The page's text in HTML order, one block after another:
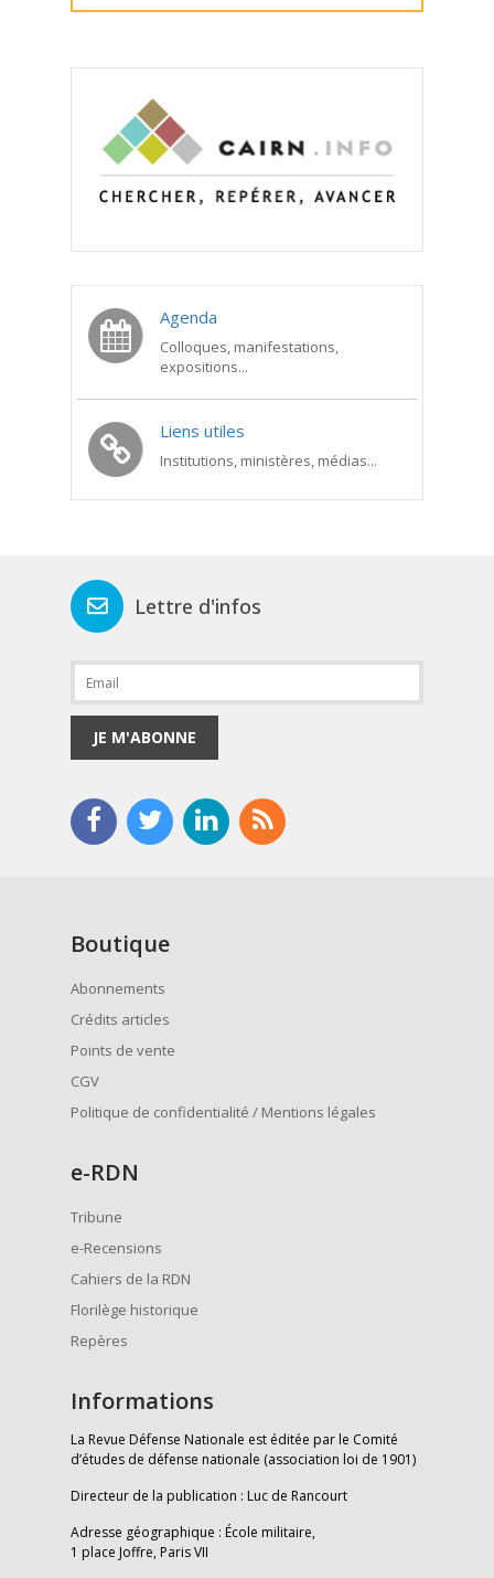
Agenda
Colloques, manifestations,
expositions...
Liens utiles
Institutions, ministères, médias...
Lettre d'infos
JE M'ABONNE
Boutique
Abonnements
Crédits articles
Points de vente
CGV
Politique de confidentialité / Mentions légales
e-RDN
Tribune
e-Recensions
Cahiers de la RDN
Florilège historique
Repères
Informations
La Revue Défense Nationale est éditée par le Comité
d’études de défense nationale (association loi de 1901)
Directeur de la publication : Luc de Rancourt
Adresse géographique : École militaire,
1 place Joffre, Paris VII